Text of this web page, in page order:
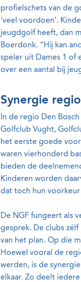
profielschets van de
‘veel voordoen’.
jeugdgolf heeft, dan
Boerdonk. “Hij kan
speler uit Dames 1 of
over een aantal bij
Synergie
In de regio Den
Golfclub Vught,
het eerste goede
waren vierhonderd
bieden de
Kinderen worden
dat toch hun
De NGF fungeert als
gesprek. De clubs
van het plan. Op die
Hoewel vooral de
werden, is de
elkaar. Zo deelt